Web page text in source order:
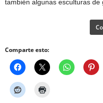
también algunas esculturas de
Comparte esto: